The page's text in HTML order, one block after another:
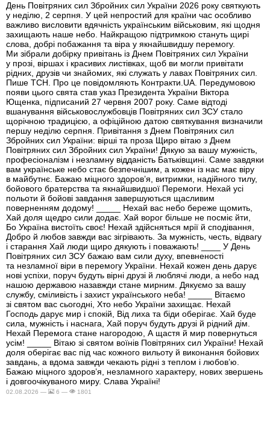
День Повітряних сил Збройних сил України 2026 року святкують
у неділю, 2 серпня. У цей непростий для країни час особливо
важливо висловити вдячність українським військовим, які щодня
захищають наше небо. Найкращою підтримкою стануть щирі
слова, добрі побажання та віра у якнайшвидшу перемогу.
Ми зібрали добірку привітань із Днем Повітряних сил України
у прозі, віршах і красивих листівках, щоб ви могли привітати
рідних, друзів чи знайомих, які служать у лавах Повітряних сил.
Пише ТСН. Про це повідомляють Контракти.UA. Передумовою
появи цього свята став указ Президента України Віктора
Ющенка, підписаний 27 червня 2007 року. Саме відтоді
вшанування військовослужбовців Повітряних сил ЗСУ стало
щорічною традицією, а офіційною датою святкування визначили
першу неділю серпня. Привітання з Днем Повітряних сил
Збройних сил України: вірші та проза Щиро вітаю з Днем
Повітряних сил Збройних сил України! Дякую за вашу мужність,
професіоналізм і незламну відданість Батьківщині. Саме завдяки
вам українське небо стає безпечнішим, а кожен із нас має віру
в майбутнє. Бажаю міцного здоров’я, витримки, надійного тилу,
бойового братерства та якнайшвидшої Перемоги. Нехай усі
польоти й бойові завдання завершуються щасливим
поверненням додому! _____ Нехай вас небо береже щомить,
Хай доля щедро сили додає. Хай ворог більше не посміє йти,
Бо Україна вистоїть своє! Нехай здійсняться мрії й сподівання,
Добро й любов завжди вас зігрівають. За мужність, честь, відвагу
і старання Хай люди щиро дякують і поважають! ____ У День
Повітряних сил ЗСУ бажаю вам сили духу, впевненості
та незламної віри в перемогу України. Нехай кожен день дарує
нові успіхи, поруч будуть вірні друзі й люблячі люди, а небо над
нашою державою назавжди стане мирним. Дякуємо за вашу
службу, сміливість і захист українського неба! _____ Вітаємо
зі святом вас сьогодні, Хто небо України захищає. Нехай
Господь дарує мир і спокій, Від лиха та біди оберігає. Хай буде
сила, мужність і наснага, Хай поруч будуть друзі й рідний дім.
Нехай Перемога стане нагородою, А щастя й мир повернуться
усім! _____ Вітаю зі святом воїнів Повітряних сил України! Нехай
доля оберігає вас під час кожного вильоту й виконання бойових
завдань, а вдома завжди чекають рідні з теплом і любов’ю.
Бажаю міцного здоров’я, незламного характеру, нових звершень
і довгоочікуваного миру. Слава Україні!
02.08.2026 — 6 — 1801